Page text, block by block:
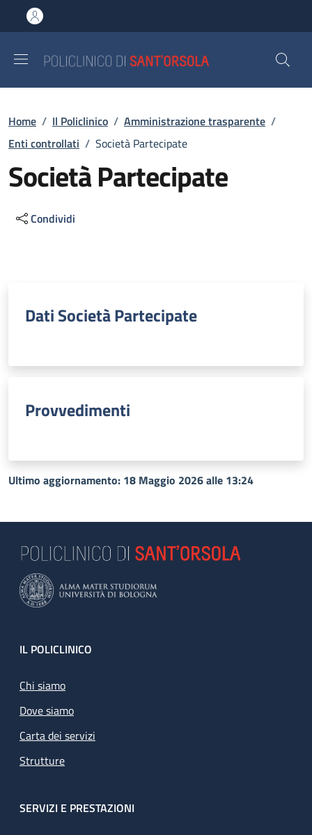
al contenuto principale
to footer content
Briciole di pane
Home / Il Policlinico / Amministrazione trasparente /
Enti controllati / Società Partecipate
Società Partecipate
Condividi
Dati Società Partecipate
Provvedimenti
Ultimo aggiornamento: 18 Maggio 2026 alle 13:24
Footer
IL POLICLINICO
Chi siamo
Dove siamo
Carta dei servizi
Strutture
SERVIZI E PRESTAZIONI